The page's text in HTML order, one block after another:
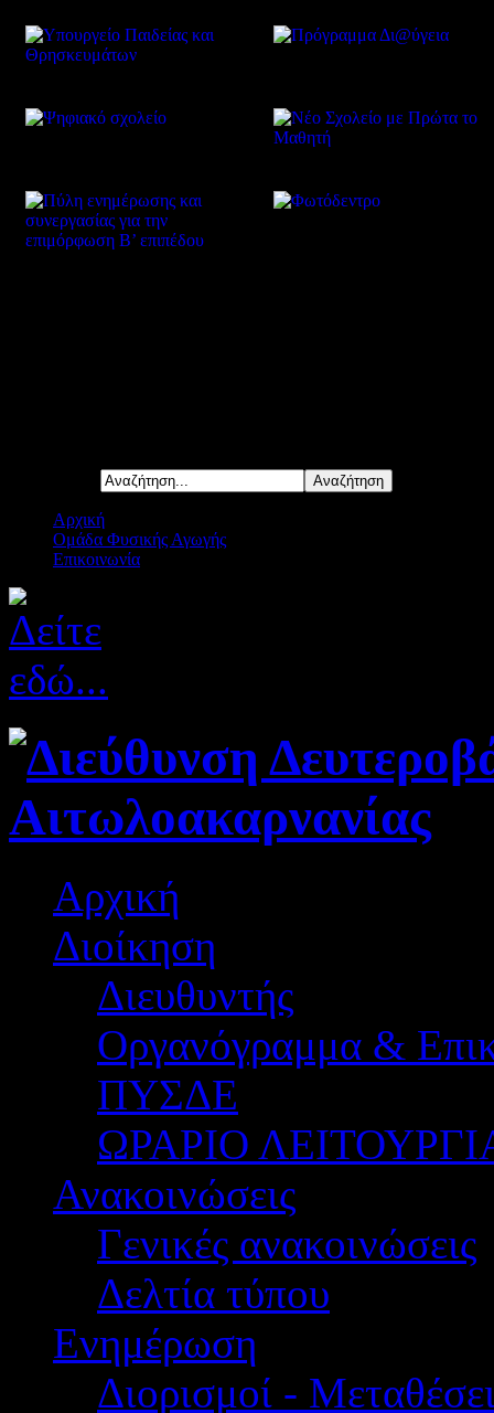
Αρχική
Ομάδα Φυσικής Αγωγής
Επικοινωνία
Αρχική
Διοίκηση
Διευθυντής
Οργανόγραμμα &
ΠΥΣΔΕ
ΩΡΑΡΙΟ
Ανακοινώσεις
Γενικές ανακοινώσεις
Δελτία τύπου
Ενημέρωση
Διορισμοί -